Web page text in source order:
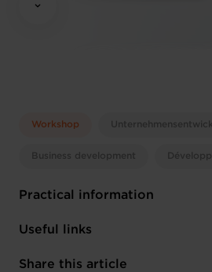
Workshop
Business development
Practical information
Thursday 29 Feb 2024
House of Entrepreneurship
Useful links
Register here
Share this article